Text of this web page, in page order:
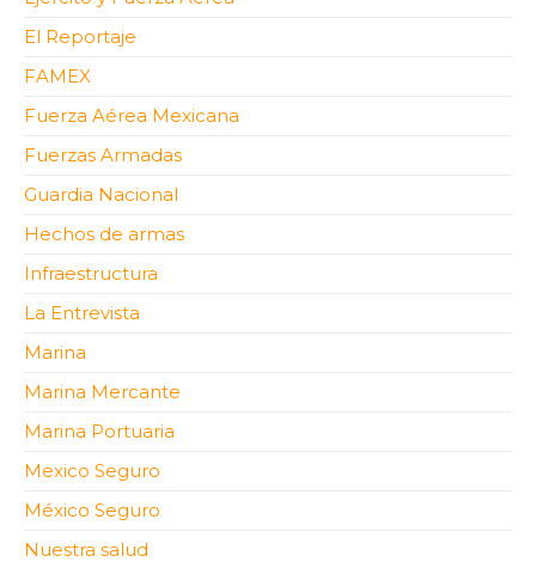
El Reportaje
FAMEX
Fuerza Aérea Mexicana
Fuerzas Armadas
Guardia Nacional
Hechos de armas
Infraestructura
La Entrevista
Marina
Marina Mercante
Marina Portuaria
Mexico Seguro
México Seguro
Nuestra salud